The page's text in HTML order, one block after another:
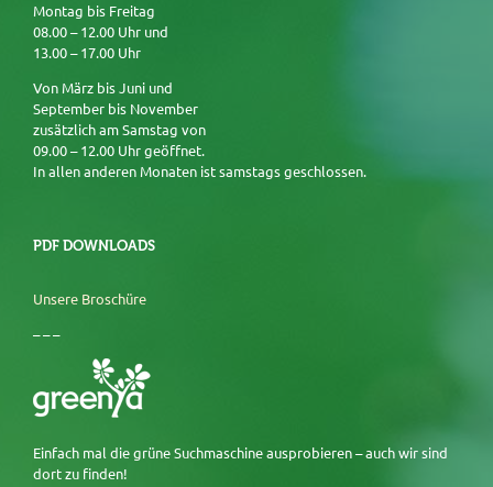
Montag bis Freitag
08.00 – 12.00 Uhr und
13.00 – 17.00 Uhr
Von März bis Juni und
September bis November
zusätzlich am Samstag von
09.00 – 12.00 Uhr geöffnet.
In allen anderen Monaten ist samstags geschlossen.
PDF DOWNLOADS
Unsere Broschüre
– – –
Einfach mal die grüne Suchmaschine ausprobieren – auch wir sind
dort zu finden!